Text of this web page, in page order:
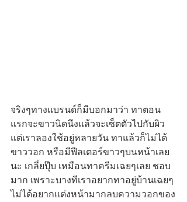
จริงๆทางแบรนด์ก็มีบอกมาว่า ทาตอน
แรกจะขาวนิดนึงแล้วจะเซ็ตตัวไปกับผิว
แต่เราลองใช้อยู่หลายวัน ทาแล้วก็ไม่ได้
ขาววอก หรือมีฟีลเตอร์ขาวๆบนหน้าเลย
นะ เกลี่ยปุ๊บ เหมือนทาครีมเฉยๆเลย ชอบ
มาก เพราะบางทีเราอยากทาอยู่บ้านเฉยๆ
ไม่ได้อยากแต่งหน้ามากลบความวอกของ